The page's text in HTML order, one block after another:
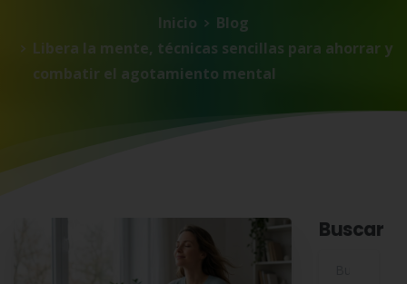
Inicio
Blog
Libera la mente, técnicas sencillas para ahorrar y
combatir el agotamiento mental
Buscar